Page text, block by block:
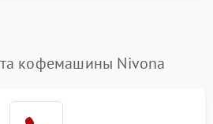
кофемашины Nivona